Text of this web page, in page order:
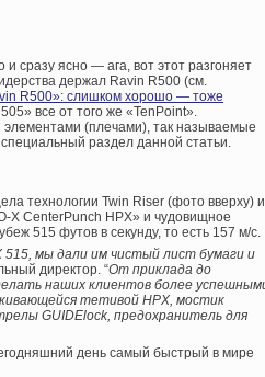
сразу ясно — ага, вот этот разгоняет
держал Ravin R500 (см.
R500»: слишком хорошо — тоже
все от того же «TenPoint».
элементами (плечами), так называемые
раздел данной статьи.
технологии Twin Riser (фото вверху) и
X CenterPunch HPX» и чудовищное
515 футов в секунду, то есть 157 м/с.
515, мы дали им чистый лист бумаги и
директор. “От приклада до
наших клиентов более
тетивой HPX, мостик
GUIDElock, предохранитель для
день самый быстрый в мире